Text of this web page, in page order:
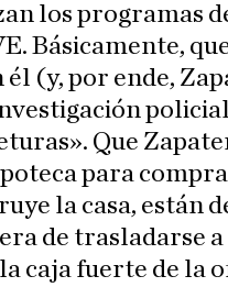
los programas
Básicamente,
(y, por ende,
Que
para
la casa, están
de trasladarse
caja fuerte de la